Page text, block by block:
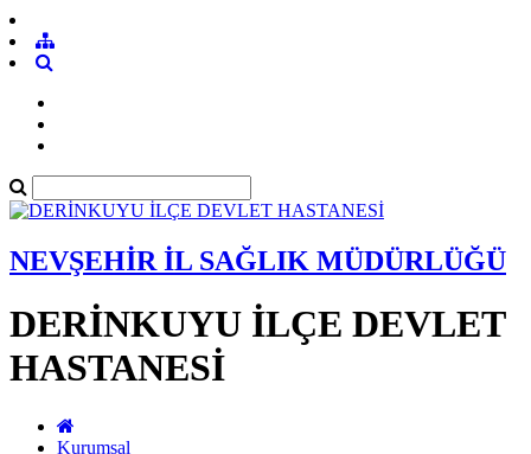
NEVŞEHİR İL SAĞLIK MÜDÜRLÜĞÜ
DERİNKUYU İLÇE DEVLET
HASTANESİ
Kurumsal